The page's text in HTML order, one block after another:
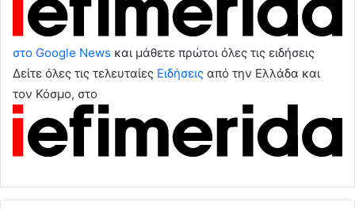
στο Google News και μάθετε πρώτοι όλες τις ειδήσεις
Δείτε όλες τις τελευταίες Ειδήσεις από την Ελλάδα και
τον Κόσμο, στο